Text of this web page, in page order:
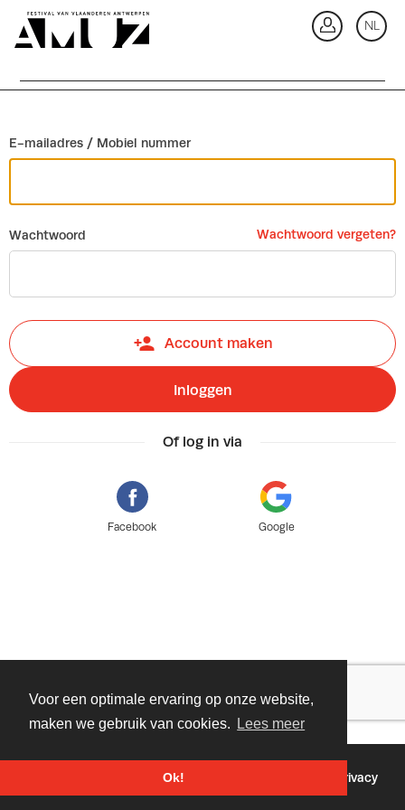
Voor een optimale ervaring op onze website,
maken we gebruik van cookies.
Lees meer
Ok!
NL
E-mailadres / Mobiel nummer
Wachtwoord Wachtwoord vergeten?
Account maken
Inloggen
Of log in via
Facebook Google
Tixly Privacy